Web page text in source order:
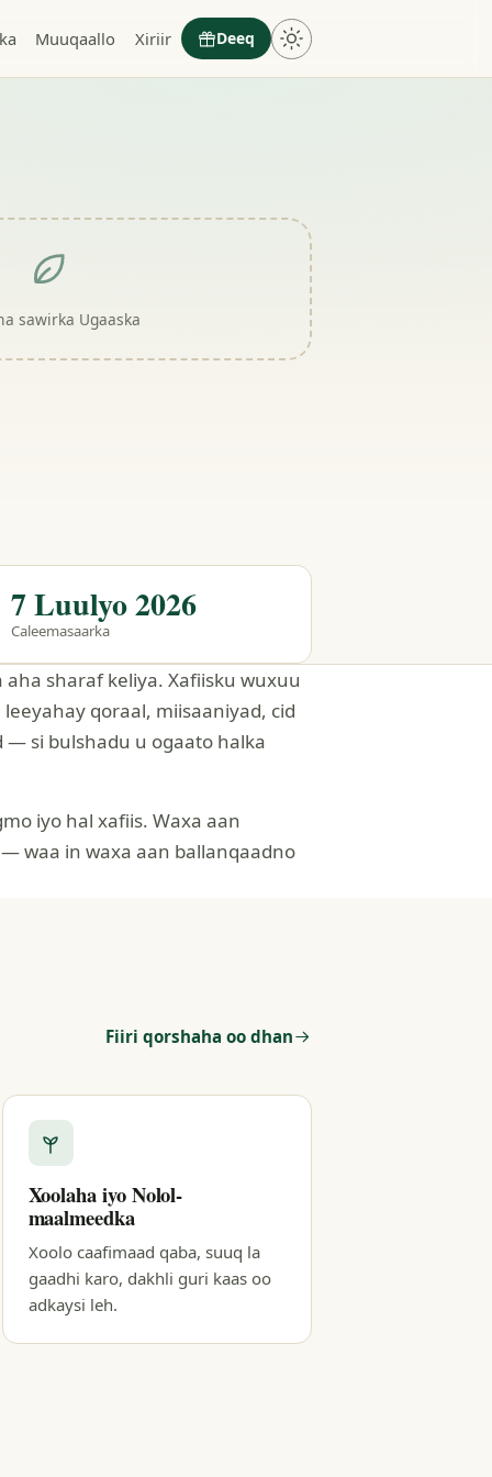
Muuqaallo Xiriir Deeq
sawirka Ugaaska
Caleemasaarka
7 Luulyo 2026
aha sharaf keliya. Xafiisku wuxuu
qoraal, miisaaniyad, cid
— si bulshadu u ogaato halka
iyo hal xafiis. Waxa aan
waa in waxa aan ballanqaadno
Fiiri qorshaha oo dhan
Xoolaha iyo Nolol-
maalmeedka
Xoolo caafimaad qaba, suuq la
gaadhi karo, dakhli guri kaas oo
adkaysi leh.